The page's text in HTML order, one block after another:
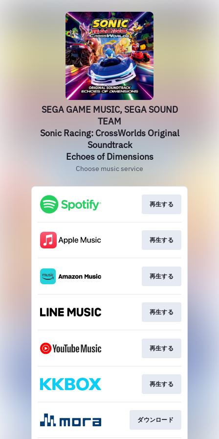
SEGA GAME MUSIC, SEGA SOUND
TEAM
Sonic Racing: CrossWorlds Original
Soundtrack
Echoes of Dimensions
Choose music service
再生する
再生する
再生する
再生する
再生する
再生する
ダウンロード